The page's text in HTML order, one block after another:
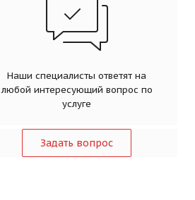
Наши специалисты ответят на
любой интересующий вопрос по
услуге
Задать вопрос